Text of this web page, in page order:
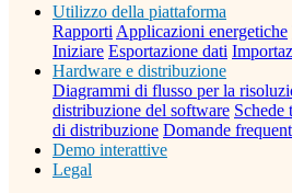
Utilizzo della piattaforma
Rapporti Applicazioni energetiche
Iniziare Esportazione dati
Hardware e distribuzione
Diagrammi di flusso per la
distribuzione del software Schede
di distribuzione Domande
Demo interattive
Legal